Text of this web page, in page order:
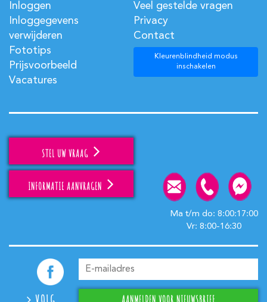
Inloggen
Inloggegevens
verwijderen
Fototips
Prijsvoorbeeld
Vacatures
Veel gestelde vragen
Privacy
Contact
Kleurenblindheid modus
inschakelen
STEL UW VRAAG
INFORMATIE AANVRAGEN
Ma t/m do: 8:00:17:00
Vr: 8:00-16:30